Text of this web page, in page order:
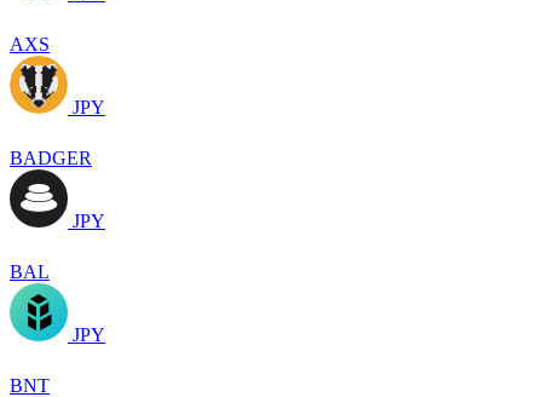
AXS
JPY
BADGER
JPY
BAL
JPY
BNT